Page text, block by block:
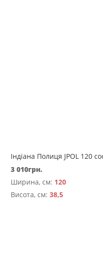
Індіана Полиця JPOL 120
3 010грн.
Ширина, см: 120
Висота, см:38,5